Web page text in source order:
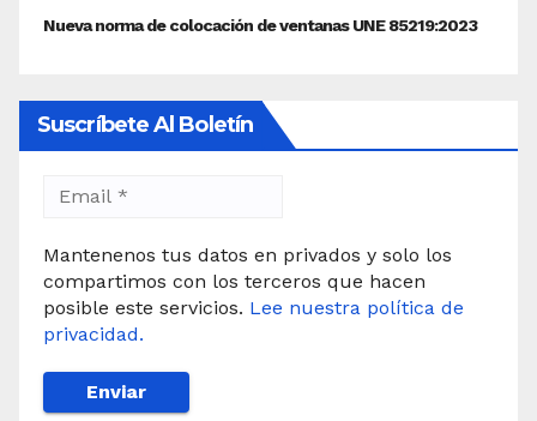
Suscríbete Al Boletín
Mantenenos tus datos en privados y solo los
compartimos con los terceros que hacen
posible este servicios. Lee nuestra política de
privacidad.